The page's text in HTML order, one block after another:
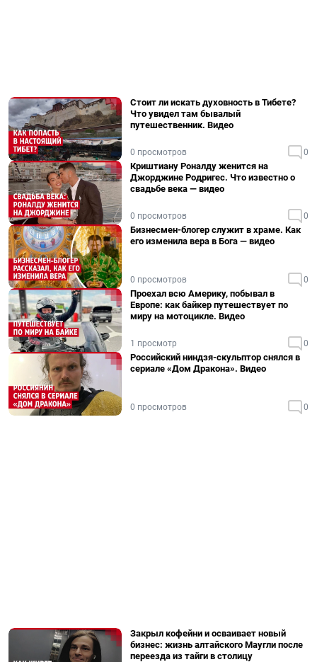
Стоит ли искать духовность в Тибете?
Что увидел там бывалый
путешественник. Видео
0 просмотров 0
Криштиану Роналду женится на
Джорджине Родригес. Что известно о
свадьбе века — видео
0 просмотров 0
Бизнесмен-блогер служит в храме. Как
его изменила вера в Бога — видео
0 просмотров 0
Проехал всю Америку, побывал в
Европе: как байкер путешествует по
миру на мотоцикле. Видео
1 просмотр 0
Российский ниндзя-скульптор снялся в
сериале «Дом Дракона». Видео
0 просмотров 0
Закрыл кофейни и осваивает новый
бизнес: жизнь алтайского Маугли после
переезда из тайги в столицу